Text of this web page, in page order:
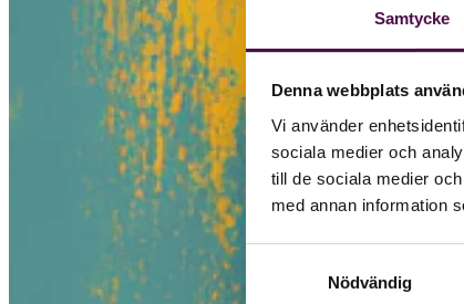
Samtycke
Denna webbplats
Vi använder
sociala medier och
till de sociala medier
med annan information
Nödvändig